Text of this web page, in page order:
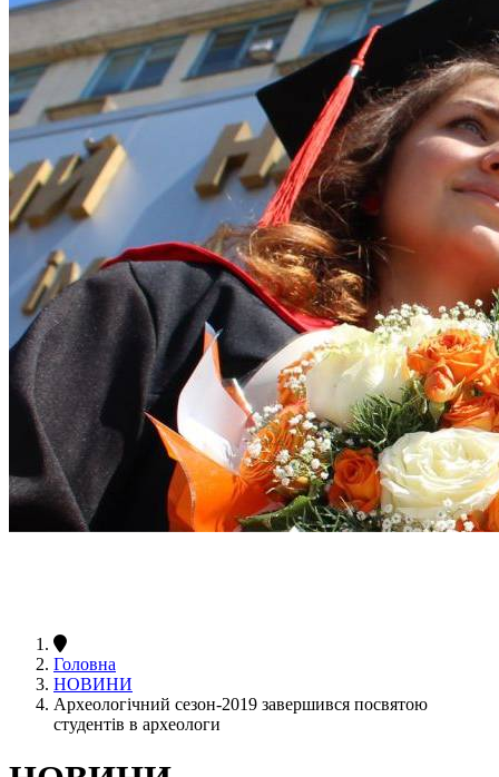
Головна
НОВИНИ
Археологічний сезон-2019 завершився посвятою
студентів в археологи